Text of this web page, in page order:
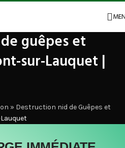
guêpes et
sur-Lauquet |
» Destruction nid de Guêpes et